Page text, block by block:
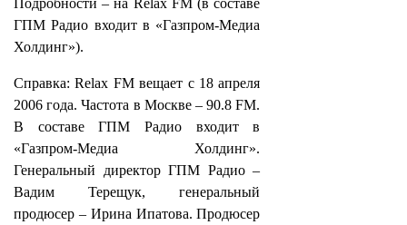
Подробности – на Relax FM (в составе
ГПМ Радио входит в «Газпром-Медиа
Холдинг»).
Справка: Relax FM вещает с 18 апреля
2006 года. Частота в Москве – 90.8 FM.
В составе ГПМ Радио входит в
«Газпром-Медиа Холдинг».
Генеральный директор ГПМ Радио –
Вадим Терещук, генеральный
продюсер – Ирина Ипатова. Продюсер